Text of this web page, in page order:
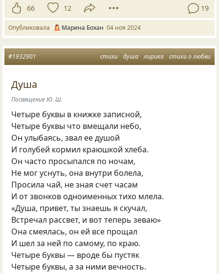
66 12 19
Опубликовала Марина Бохан 04 ноя 2024
стихи душа лирика стихи о любви
#1932901
Душа
Посвящение Ю. Ш.
Четыре буквы в книжке записной,
Четыре буквы что вмещали небо,
Он улыбаясь, звал ее душой
И голубей кормил краюшкой хлеба.
Он часто просыпался по ночам,
Не мог уснуть, она внутри болела,
Просила чай, не зная счет часам
И от звонков одноименных тихо млела.
«Душа, привет, ты знаешь я скучал,
Встречал рассвет, и вот теперь зеваю»
Она смеялась, он ей все прощал
И шел за ней по самому, по краю.
Четыре буквы — вроде бы пустяк
Четыре буквы, а за ними вечность.